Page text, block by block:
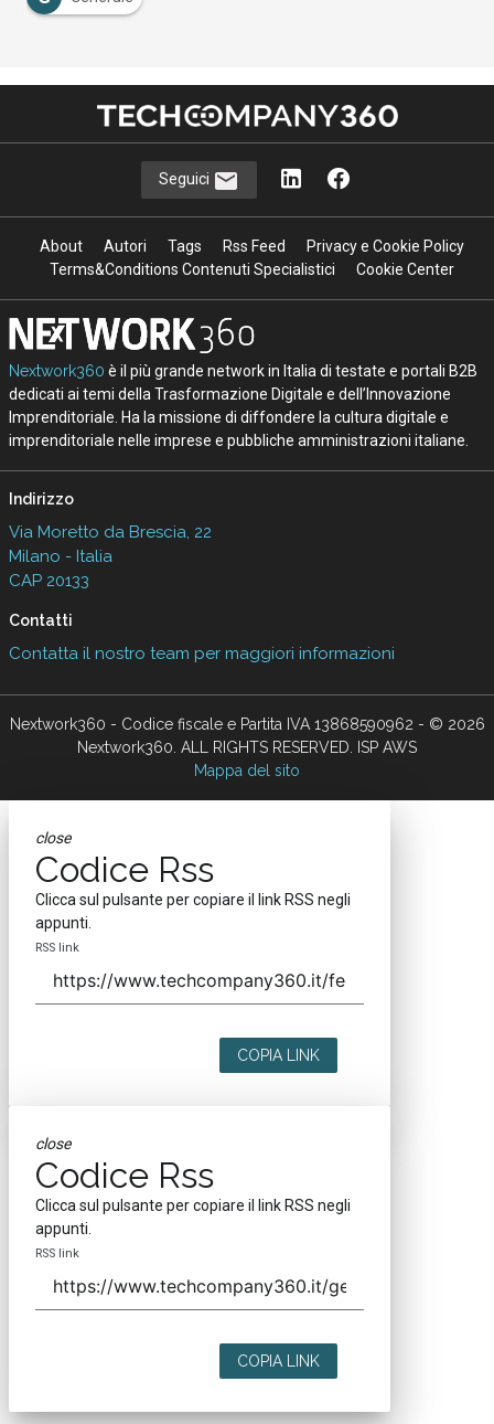
Seguici
About Autori Tags Rss Feed
Privacy e Cookie Policy
Terms&Conditions Contenuti Specialistici
Cookie Center
Nextwork360 è il più grande network in Italia di testate e portali B2B
dedicati ai temi della Trasformazione Digitale e dell’Innovazione
Imprenditoriale. Ha la missione di diffondere la cultura digitale e
imprenditoriale nelle imprese e pubbliche amministrazioni italiane.
Indirizzo
Via Moretto da Brescia, 22
Milano - Italia
CAP 20133
Contatti
Contatta il nostro team per maggiori informazioni
Nextwork360 - Codice fiscale e Partita IVA 13868590962 - © 2026
Nextwork360. ALL RIGHTS RESERVED. ISP AWS
Mappa del sito
close
Codice Rss
Clicca sul pulsante per copiare il link RSS negli
appunti.
RSS link
COPIA LINK
close
Codice Rss
Clicca sul pulsante per copiare il link RSS negli
appunti.
RSS link
COPIA LINK